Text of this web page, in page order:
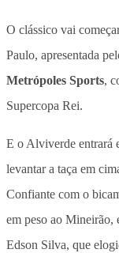
O clássico vai
Paulo, apresentada
Metrópoles Sports,
Supercopa Rei.
E o Alviverde entrará
levantar a taça em
Confiante com o
em peso ao Mineirão,
Edson Silva, que